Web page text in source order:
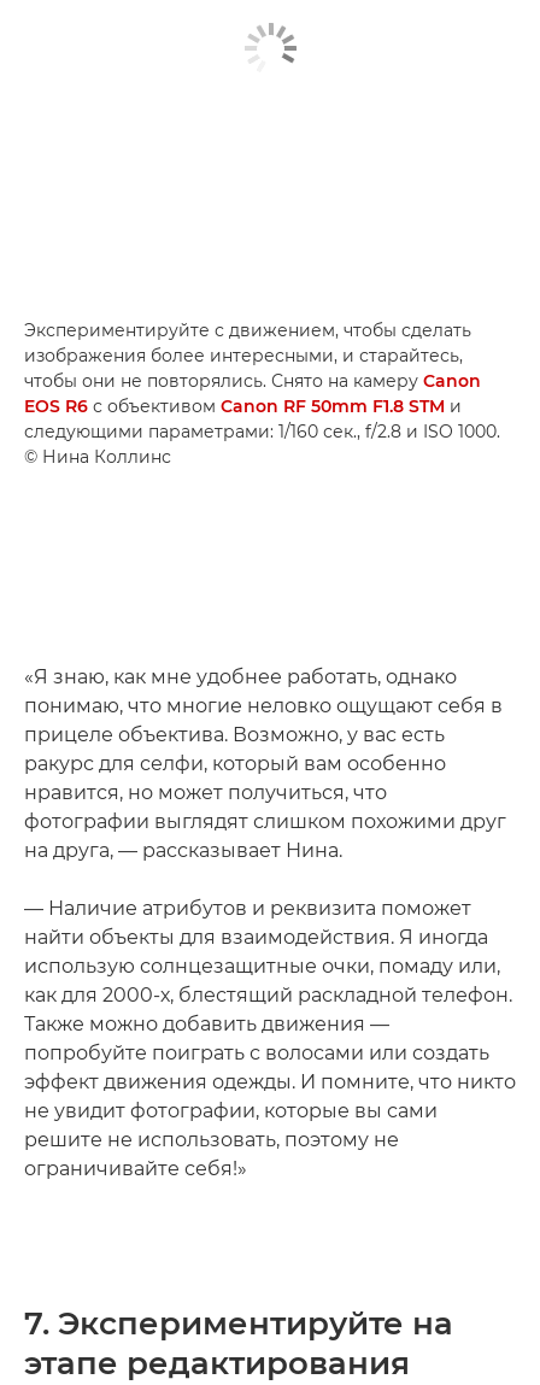
Экспериментируйте с движением, чтобы сделать
изображения более интересными, и старайтесь,
чтобы они не повторялись. Снято на камеру Canon
EOS R6 с объективом Canon RF 50mm F1.8 STM и
следующими параметрами: 1/160 сек., f/2.8 и ISO 1000.
© Нина Коллинс
«Я знаю, как мне удобнее работать, однако
понимаю, что многие неловко ощущают себя в
прицеле объектива. Возможно, у вас есть
ракурс для селфи, который вам особенно
нравится, но может получиться, что
фотографии выглядят слишком похожими друг
на друга, — рассказывает Нина.
— Наличие атрибутов и реквизита поможет
найти объекты для взаимодействия. Я иногда
использую солнцезащитные очки, помаду или,
как для 2000-х, блестящий раскладной телефон.
Также можно добавить движения —
попробуйте поиграть с волосами или создать
эффект движения одежды. И помните, что никто
не увидит фотографии, которые вы сами
решите не использовать, поэтому не
ограничивайте себя!»
7. Экспериментируйте на
этапе редактирования